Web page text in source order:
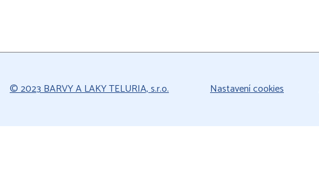
© 2023 BARVY A LAKY TELURIA, s.r.o. Nastavení cookies